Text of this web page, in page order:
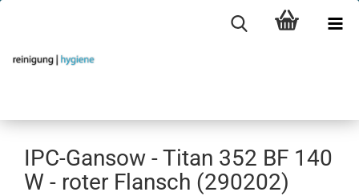
IPC-Gansow - Titan 352 BF 140
W - roter Flansch (290202)